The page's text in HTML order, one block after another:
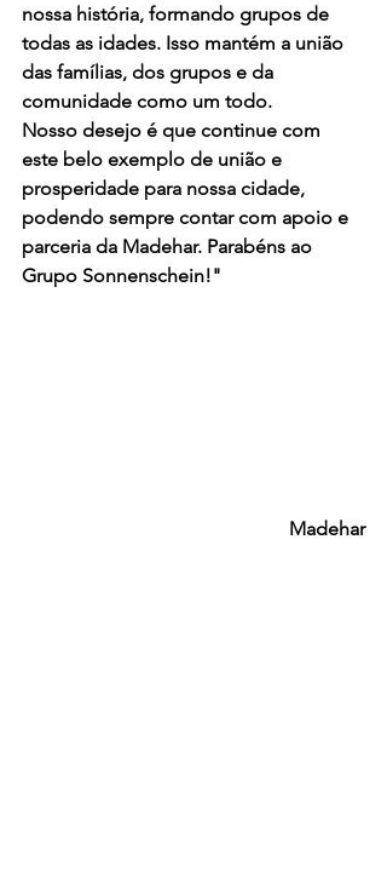
nossa história, formando grupos de
todas as idades. Isso mantém a união
das famílias, dos grupos e da
comunidade como um todo.
Nosso desejo é que continue com
este belo exemplo de união e
prosperidade para nossa cidade,
podendo sempre contar com apoio e
parceria da Madehar. Parabéns ao
Grupo Sonnenschein!"
Madehar